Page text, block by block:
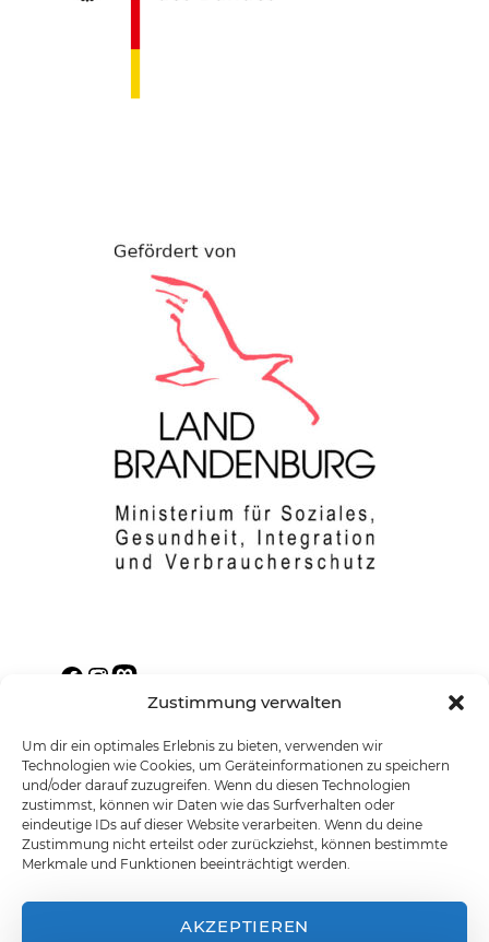
Zustimmung verwalten
Um dir ein optimales Erlebnis zu bieten, verwenden wir
Technologien wie Cookies, um Geräteinformationen zu speichern
und/oder darauf zuzugreifen. Wenn du diesen Technologien
zustimmst, können wir Daten wie das Surfverhalten oder
eindeutige IDs auf dieser Website verarbeiten. Wenn du deine
Zustimmung nicht erteilst oder zurückziehst, können bestimmte
Merkmale und Funktionen beeinträchtigt werden.
AKZEPTIEREN
Facebook
Instagram
Mastodon
Barrierefreiheitserklärung
Cookie Policy
(EU)
Datenschutzerklärung Impressum